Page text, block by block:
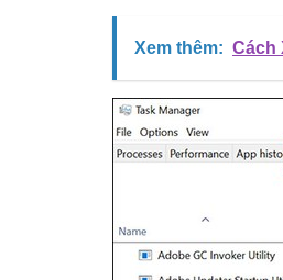
Xem thêm: Cách